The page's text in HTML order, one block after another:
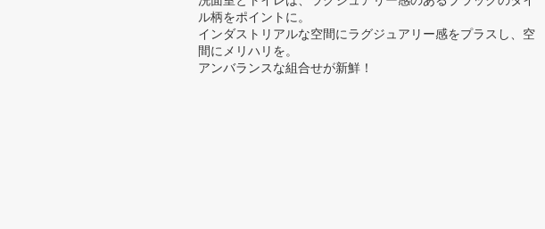
ル柄をポイントに。
インダストリアルな空間にラグジュアリー感をプラスし、空
間にメリハリを。
アンバランスな組合せが新鮮！